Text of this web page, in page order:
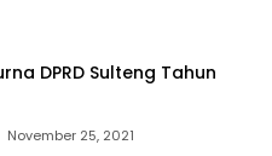
DPRD Sulteng Tahun
November 25, 2021